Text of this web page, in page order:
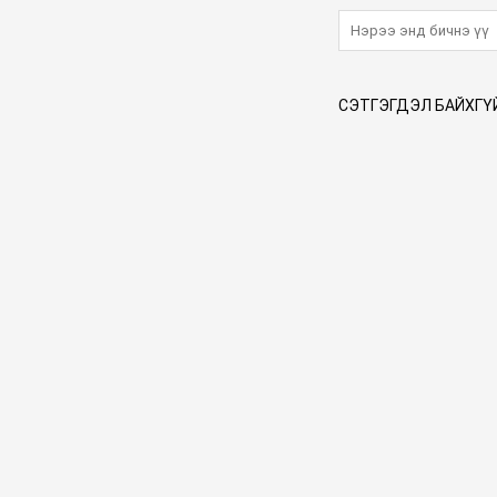
СЭТГЭГДЭЛ